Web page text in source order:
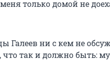
только домой не
Галеев ни с кем не
что так и должно быть: